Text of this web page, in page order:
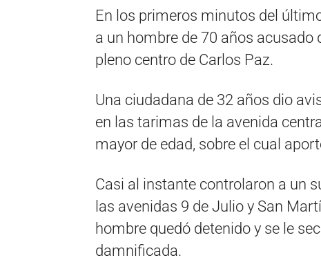
En los primeros minutos del
a un hombre de 70 años acusado
pleno centro de Carlos Paz.
Una ciudadana de 32 años dio
en las tarimas de la avenida
mayor de edad, sobre el cual
Casi al instante controlaron a un
las avenidas 9 de Julio y San
hombre quedó detenido y se le
damnificada.